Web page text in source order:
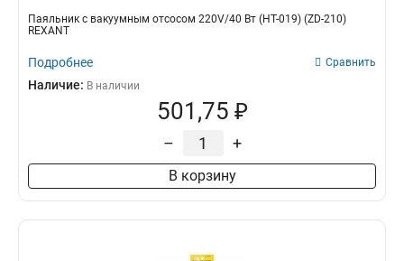
Паяльник с вакуумным отсосом 220V/40 Вт (HT-019) (ZD-210)
REXANT
Подробнее Сравнить
Наличие: В наличии
501,75 ₽
– +
В корзину